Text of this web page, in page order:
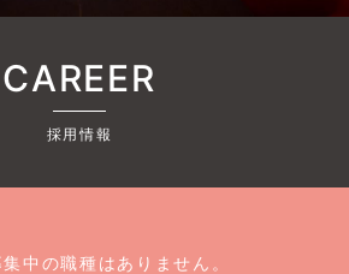
CAREER
採用情報
中の職種はありません。